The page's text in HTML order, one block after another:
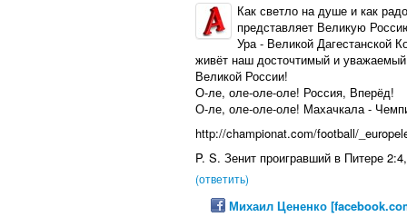
Как светло на душе и как
представляет Великую
Ура - Великой Дагестанской
живёт наш досточтимый и
Великой России!
О-ле, оле-оле-оле! Россия, Вперёд!
О-ле, оле-оле-оле! Махачкала -
http://championat.com/football/
P. S. Зенит проигравший в Питере
(ответить)
Михаил Цененко